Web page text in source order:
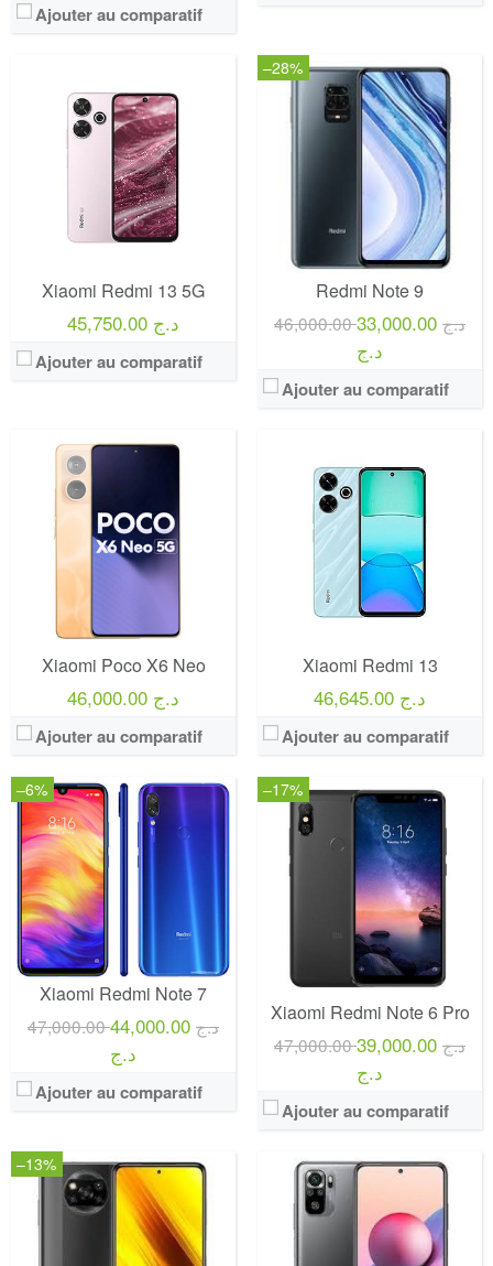
Ajouter au comparatif
Xiaomi Redmi 13 5G
45,750.00 د.ج
Ajouter au comparatif
–28%
Redmi Note 9
46,000.00 د.ج 33,000.00
د.ج
Ajouter au comparatif
Xiaomi Poco X6 Neo
46,000.00 د.ج
Ajouter au comparatif
Xiaomi Redmi 13
46,645.00 د.ج
Ajouter au comparatif
–6%
Xiaomi Redmi Note 7
47,000.00 د.ج 44,000.00
د.ج
Ajouter au comparatif
–17%
Xiaomi Redmi Note 6 Pro
47,000.00 د.ج 39,000.00
د.ج
Ajouter au comparatif
–13%